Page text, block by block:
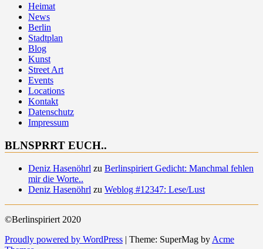
Heimat
News
Berlin
Stadtplan
Blog
Kunst
Street Art
Events
Locations
Kontakt
Datenschutz
Impressum
BLNSPRRT EUCH..
Deniz Hasenöhrl zu Berlinspiriert Gedicht: Manchmal fehlen
mir die Worte..
Deniz Hasenöhrl zu Weblog #12347: Lese/Lust
©Berlinspiriert 2020
Proudly powered by WordPress | Theme: SuperMag by Acme